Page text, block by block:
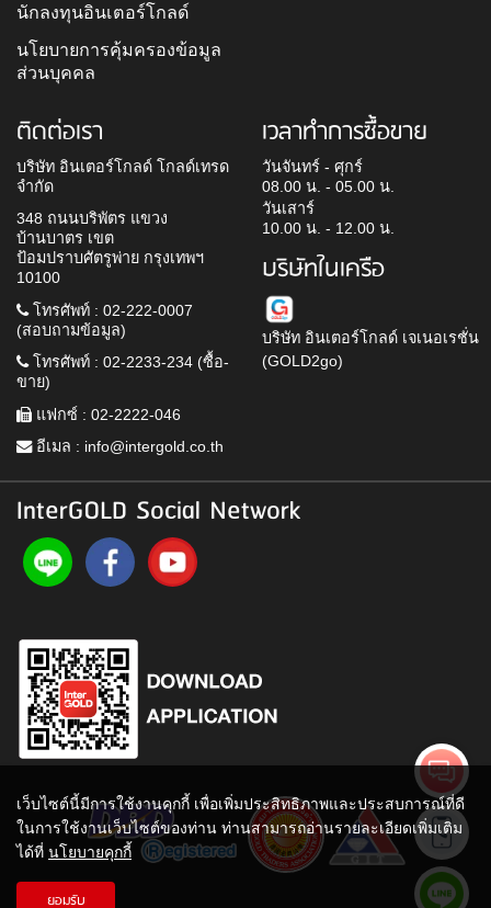
นักลงทุนอินเตอร์โกลด์
นโยบายการคุ้มครองข้อมูล
ส่วนบุคคล
ติดต่อเรา
บริษัท อินเตอร์โกลด์ โกลด์เทรด
จำกัด
348 ถนนบริพัตร แขวง
บ้านบาตร เขต
ป้อมปราบศัตรูพ่าย กรุงเทพฯ
10100
โทรศัพท์ : 02-222-0007
(สอบถามข้อมูล)
โทรศัพท์ : 02-2233-234 (ซื้อ-
ขาย)
แฟกซ์ : 02-2222-046
อีเมล : info@intergold.co.th
เวลาทำการซื้อขาย
วันจันทร์ - ศุกร์
08.00 น. - 05.00 น.
วันเสาร์
10.00 น. - 12.00 น.
บริษัทในเครือ
บริษัท อินเตอร์โกลด์ เจเนอเรชั่น
(GOLD2go)
InterGOLD Social Network
เว็บไซต์นี้มีการใช้งานคุกกี้ เพื่อเพิ่มประสิทธิภาพและประสบการณ์ที่ดี
ในการใช้งานเว็บไซต์ของท่าน ท่านสามารถอ่านรายละเอียดเพิ่มเติม
ได้ที่ นโยบายคุกกี้
ยอมรับ